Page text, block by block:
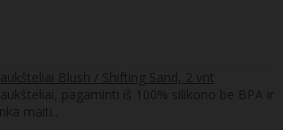
Blush / Shifting Sand, 2 vnt
pagaminti iš 100% silikono be BPA ir
maiti..